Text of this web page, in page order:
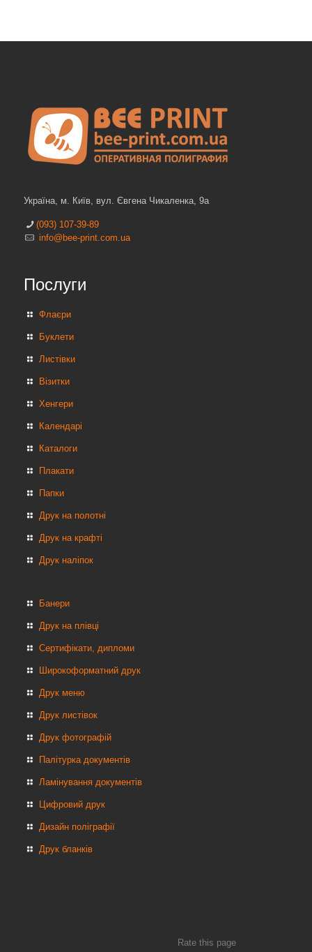
Українa, м. Київ, вул. Євгена Чикаленка, 9а
(093) 107-39-89
info@bee-print.com.ua
Послуги
Флаєри
Буклети
Листівки
Візитки
Хенгери
Календарі
Каталоги
Плакати
Папки
Друк на полотні
Друк на крафті
Друк наліпок
Банери
Друк на плівці
Сертифікати, дипломи
Широкоформатний друк
Друк меню
Друк листівок
Друк фотографій
Палітурка документів
Ламінування документів
Цифровий друк
Дизайн поліграфії
Друк бланків
Rate this page